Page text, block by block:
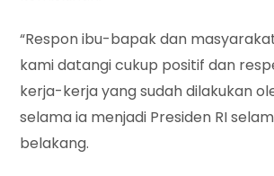
“Respon ibu-bapak dan
kami datangi cukup positif dan
kerja-kerja yang sudah dilakukan
selama ia menjadi Presiden RI
belakang.